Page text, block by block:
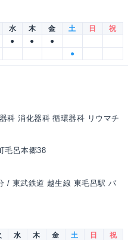
水 木 金 土 日
祝
● ●
●
●
科 消化器科 循環器科 リウマチ
毛呂本郷38
/ 東武鉄道 越生線 東毛呂駅 バ
水 木 金 土 日
祝